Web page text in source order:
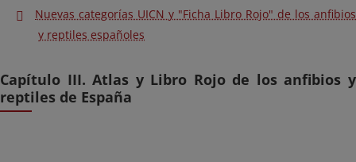
Nuevas categorías UICN y "Ficha Libro Rojo" de los anfibios
y reptiles españoles
Capítulo III. Atlas y Libro Rojo de los anfibios y
reptiles de España